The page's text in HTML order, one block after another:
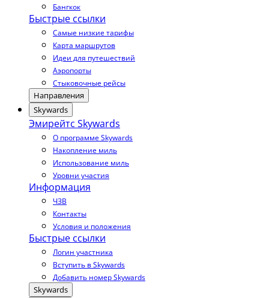
Бангкок
Быстрые ссылки
Самые низкие тарифы
Карта маршрутов
Идеи для путешествий
Аэропорты
Стыковочные рейсы
Направления
Skywards
Эмирейтс Skywards
О программе Skywards
Накопление миль
Использование миль
Уровни участия
Информация
ЧЗВ
Контакты
Условия и положения
Быстрые ссылки
Логин участника
Вступить в Skywards
Добавить номер Skywards
Skywards